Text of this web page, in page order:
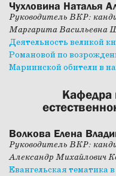
Чухловина Наталья
Руководитель ВКР:
Маргарита Васильевна
Деятельность великой
Романовой по
Мариинской обители в
Кафедра
Волкова Елена
Руководитель ВКР:
Александр Михайлович
Евангельская тематика